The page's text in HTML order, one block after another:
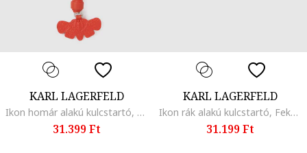
KARL LAGERFELD
Ikon homár alakú kulcstartó, Téglavörös
31.399 Ft
KARL LAGERFELD
Ikon rák alakú kulcstartó, Fekete/Téglavörös/Kék
31.199 Ft